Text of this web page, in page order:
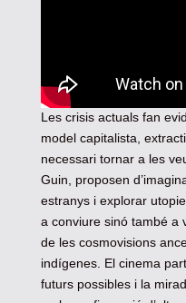
Les crisis actuals fan
model capitalista,
necessari tornar a les
Guin, proposen
estranys i explorar
a conviure sinó també a
de les cosmovisions
indígenes. El cinema
futurs possibles i la